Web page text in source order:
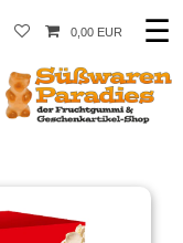
0,00 EUR ☰